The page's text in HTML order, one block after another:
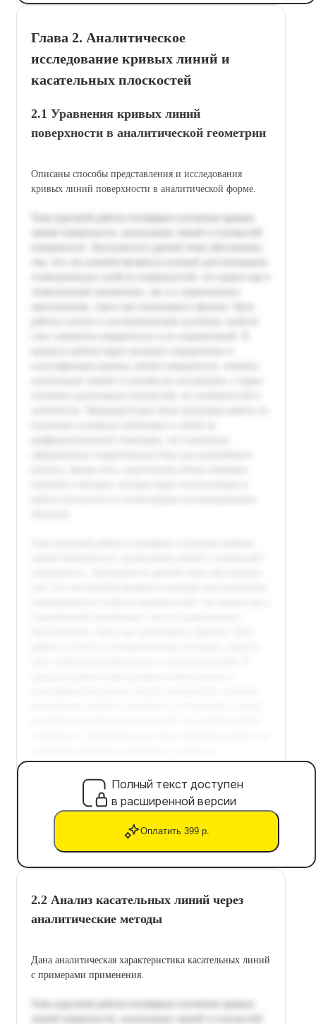
Глава 2. Аналитическое
исследование кривых линий и
касательных плоскостей
2.1 Уравнения кривых линий
поверхности в аналитической геометрии
Описаны способы представления и исследования
кривых линий поверхности в аналитической форме.
Полный текст доступен
в расширенной версии
Оплатить 399 р.
2.2 Анализ касательных линий через
аналитические методы
Дана аналитическая характеристика касательных линий
с примерами применения.